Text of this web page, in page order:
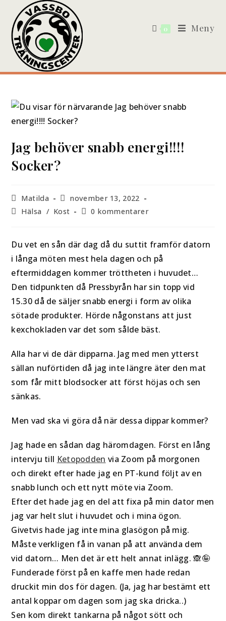
0 Meny
Jag behöver snabb energi!!!!
Socker?
Matilda
november 13, 2022
Hälsa / Kost 0 kommentarer
Du vet en sån där dag då du suttit framför datorn
i långa möten mest hela dagen och på
eftermiddagen kommer tröttheten i huvudet…
Den tidpunkten då Pressbyrån har sin topp vid
15.30 då de säljer snabb energi i form av olika
sötade produkter. Hörde någonstans att just
kexchokladen var det som sålde bäst.
Alla har vi de där dipparna. Jag med men ytterst
sällan nuförtiden då jag inte längre äter den mat
som får mitt blodsocker att först höjas och sen
sänkas.
Men vad ska vi göra då när dessa dippar kommer?
Jag hade en sådan dag häromdagen. Först en lång
intervju till Ketopodden via Zoom på morgonen
och direkt efter hade jag en PT-kund följt av en
snabb lunch och ett nytt möte via Zoom.
Efter det hade jag en del att fixa på min dator men
jag var helt slut i huvudet och i mina ögon.
Givetvis hade jag inte mina glasögon på mig.
Måste verkligen få in vanan på att använda dem
vid datorn… Men det är ett helt annat inlägg. 🙈🤪
Funderade först på en kaffe men hade redan
druckit min dos för dagen. (Ja, jag har bestämt ett
antal koppar om dagen som jag ska dricka..)
Sen kom direkt tankarna på något sött och